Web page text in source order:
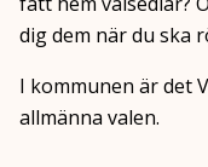
dig dem när du ska
I kommunen är det
allmänna valen.